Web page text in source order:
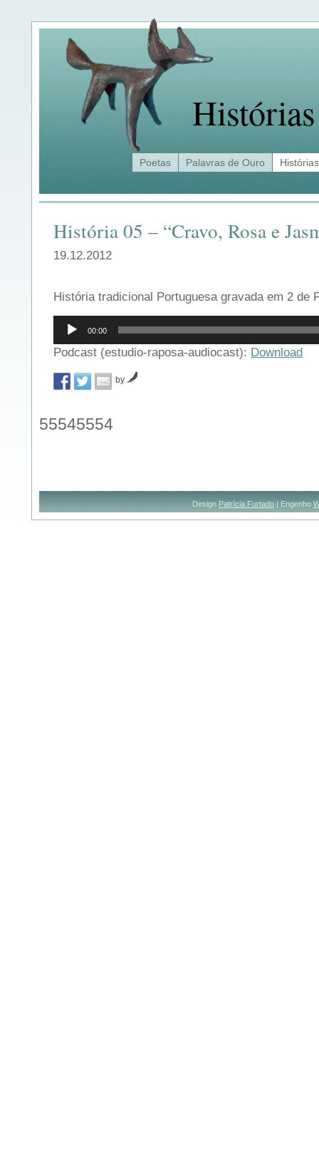
Histórias
Poetas Palavras de Ouro Histórias
História 05 – “Cravo, Rosa e
19.12.2012
História tradicional Portuguesa gravada em 2 de
Reprodutor
áudio
00:00
Podcast (estudio-raposa-audiocast): Download
by
55545554
Design Patrícia Furtado | Engenho